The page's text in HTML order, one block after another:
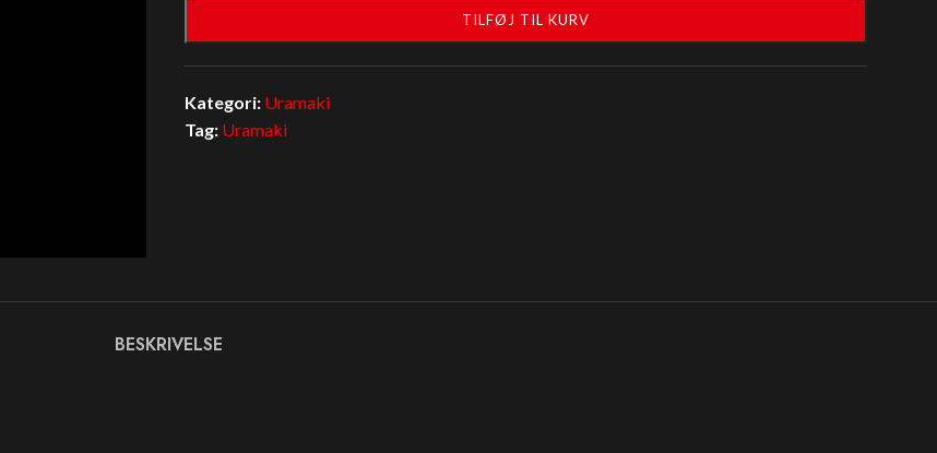
TILFØJ TIL KURV
Kategori: Uramaki
Tag: Uramaki
BESKRIVELSE